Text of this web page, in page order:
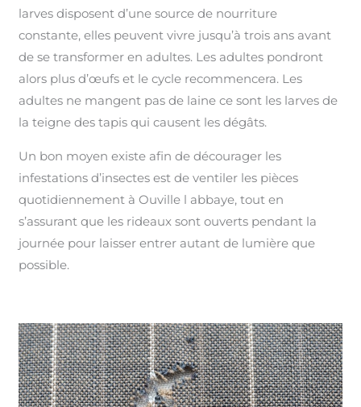
larves disposent d’une source de nourriture
constante, elles peuvent vivre jusqu’à trois ans avant
de se transformer en adultes. Les adultes pondront
alors plus d’œufs et le cycle recommencera. Les
adultes ne mangent pas de laine ce sont les larves de
la teigne des tapis qui causent les dégâts.
Un bon moyen existe afin de décourager les
infestations d’insectes est de ventiler les pièces
quotidiennement à Ouville l abbaye, tout en
s’assurant que les rideaux sont ouverts pendant la
journée pour laisser entrer autant de lumière que
possible.